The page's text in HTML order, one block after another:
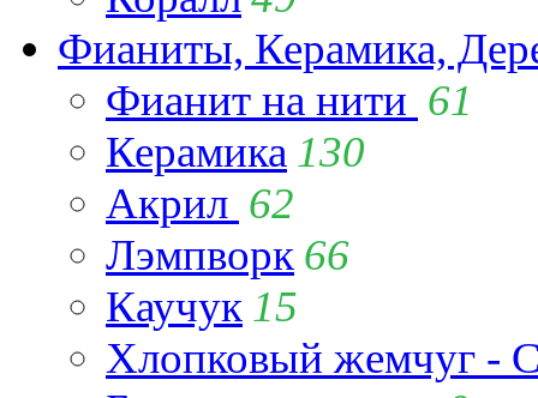
Фианиты, Керамика,
Фианит на нити 61
Керамика 130
Акрил 62
Лэмпворк 66
Каучук 15
Хлопковый жемчуг -